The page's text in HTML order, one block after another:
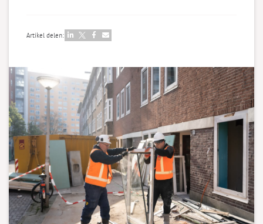
Artikel delen: